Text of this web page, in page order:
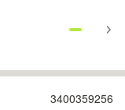
3400359256